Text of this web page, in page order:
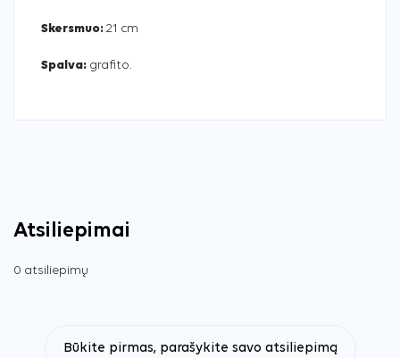
Skersmuo: 21 cm
Spalva: grafito.
Atsiliepimai
0 atsiliepimų
Būkite pirmas, parašykite savo atsiliepimą